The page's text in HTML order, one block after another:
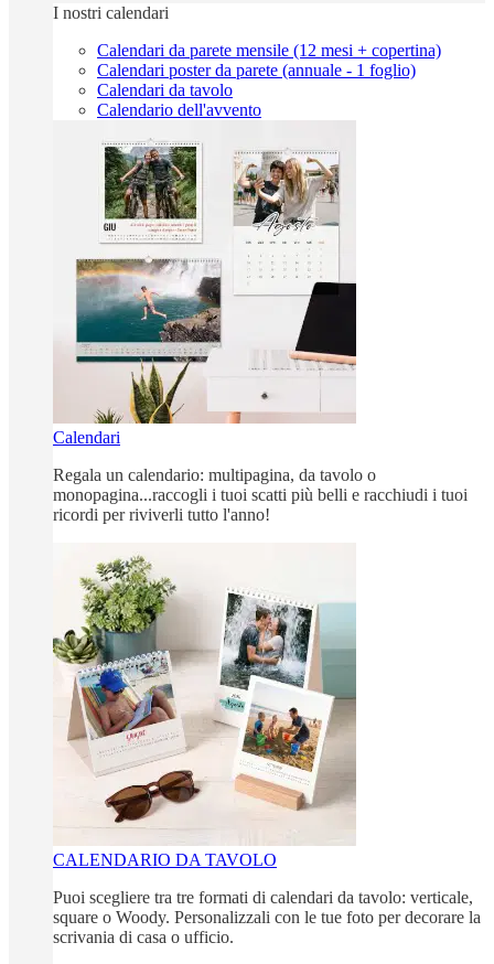
I nostri calendari
Calendari da parete mensile (12 mesi + copertina)
Calendari poster da parete (annuale - 1 foglio)
Calendari da tavolo
Calendario dell'avvento
Calendari
Regala un calendario: multipagina, da tavolo o
monopagina...raccogli i tuoi scatti più belli e racchiudi i tuoi
ricordi per riviverli tutto l'anno!
CALENDARIO DA TAVOLO
Puoi scegliere tra tre formati di calendari da tavolo: verticale,
square o Woody. Personalizzali con le tue foto per decorare la
scrivania di casa o ufficio.